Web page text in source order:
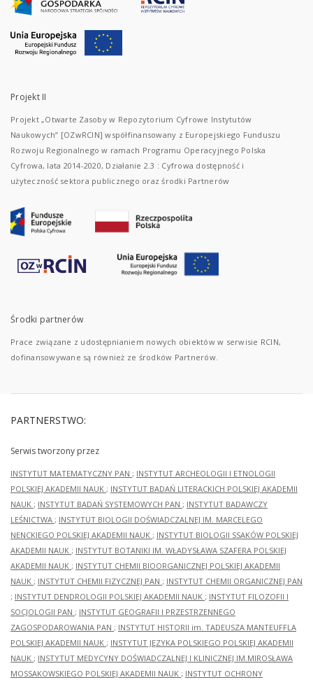
Projekt II
Projekt „Otwarte Zasoby w Repozytorium Cyfrowe Instytutów
Naukowych” [OZwRCIN] współfinansowany z Europejskiego Funduszu
Rozwoju Regionalnego w ramach Programu Operacyjnego Polska
Cyfrowa, lata 2014-2020, Działanie 2.3 : Cyfrowa dostępność i
użyteczność sektora publicznego oraz środki Partnerów
Środki partnerów
Prace związane z udostępnianiem nowych obiektów w serwisie RCIN,
dofinansowywane są również ze środków Partnerów.
PARTNERSTWO:
Serwis tworzony przez
INSTYTUT MATEMATYCZNY PAN ; INSTYTUT ARCHEOLOGII I ETNOLOGII
POLSKIEJ AKADEMII NAUK ; INSTYTUT BADAŃ LITERACKICH POLSKIEJ AKADEMII
NAUK ; INSTYTUT BADAŃ SYSTEMOWYCH PAN ; INSTYTUT BADAWCZY
LEŚNICTWA ; INSTYTUT BIOLOGII DOŚWIADCZALNEJ IM. MARCELEGO
NENCKIEGO POLSKIEJ AKADEMII NAUK ; INSTYTUT BIOLOGII SSAKÓW POLSKIEJ
AKADEMII NAUK ; INSTYTUT BOTANIKI IM. WŁADYSŁAWA SZAFERA POLSKIEJ
AKADEMII NAUK ; INSTYTUT CHEMII BIOORGANICZNEJ POLSKIEJ AKADEMII
NAUK ; INSTYTUT CHEMII FIZYCZNEJ PAN ; INSTYTUT CHEMII ORGANICZNEJ PAN
; INSTYTUT DENDROLOGII POLSKIEJ AKADEMII NAUK ; INSTYTUT FILOZOFII I
SOCJOLOGII PAN ; INSTYTUT GEOGRAFII I PRZESTRZENNEGO
ZAGOSPODAROWANIA PAN ; INSTYTUT HISTORII im. TADEUSZA MANTEUFFLA
POLSKIEJ AKADEMII NAUK ; INSTYTUT JĘZYKA POLSKIEGO POLSKIEJ AKADEMII
NAUK ; INSTYTUT MEDYCYNY DOŚWIADCZALNEJ I KLINICZNEJ IM.MIROSŁAWA
MOSSAKOWSKIEGO POLSKIEJ AKADEMII NAUK ; INSTYTUT OCHRONY